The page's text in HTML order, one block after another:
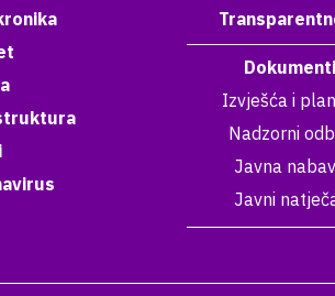
Dokumenti
Izvješća i
Nadzorni
Javna
Javni